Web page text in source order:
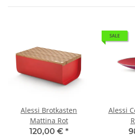
Alessi Brotkasten
Mattina Rot
120,00 € *
SALE
Alessi